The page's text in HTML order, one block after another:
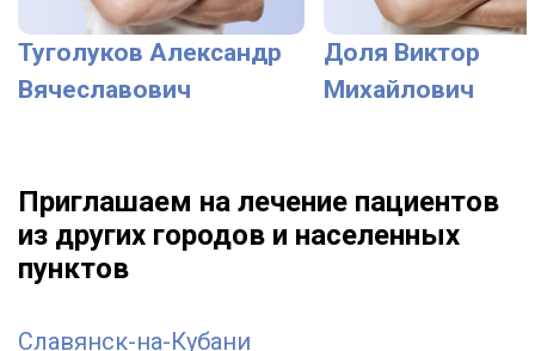
Туголуков Александр
Вячеславович
Доля Виктор
Михайлович
Приглашаем на лечение пациентов
из других городов и населенных
пунктов
Славянск-на-Кубани